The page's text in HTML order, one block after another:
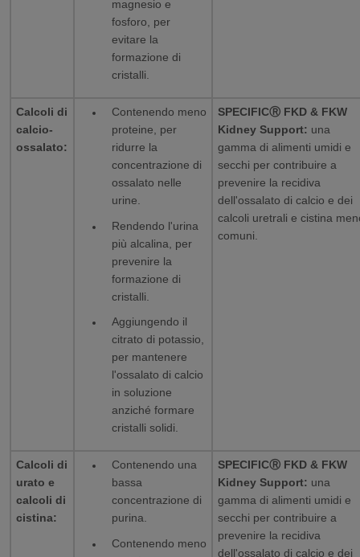
magnesio e
fosforo, per
evitare la
formazione di
cristalli.
Calcoli di
calcio-
ossalato:
Contenendo meno
proteine, per
ridurre la
concentrazione di
ossalato nelle
urine.
Rendendo l'urina
più alcalina, per
prevenire la
formazione di
cristalli.
Aggiungendo il
citrato di potassio,
per mantenere
l'ossalato di calcio
in soluzione
anziché formare
cristalli solidi.
SPECIFICⓇ FKD & FKW
Kidney Support: una
gamma di alimenti umidi e
secchi per contribuire a
prevenire la recidiva
dell'ossalato di calcio e dei
calcoli uretrali e cistina
comuni.
Calcoli di
urato e
calcoli di
cistina:
Contenendo una
bassa
concentrazione di
purina.
Contenendo meno
SPECIFICⓇ FKD & FKW
Kidney Support: una
gamma di alimenti umidi e
secchi per contribuire a
prevenire la recidiva
dell'ossalato di calcio e dei